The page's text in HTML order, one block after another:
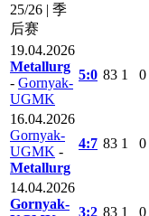
25/26 | 季
后赛
19.04.2026
Metallurg
- Gornyak-
UGMK
5:0 83 1 0
16.04.2026
Gornyak-
UGMK -
Metallurg
4:7 83 1 0
14.04.2026
Gornyak-
3:2 83 1 0